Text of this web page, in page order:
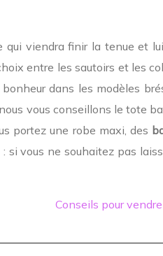
qui viendra finir la tenue et
entre les sautoirs et les
dans les modèles
vous conseillons le tote
portez une robe maxi, des
vous ne souhaitez pas
Conseils pour